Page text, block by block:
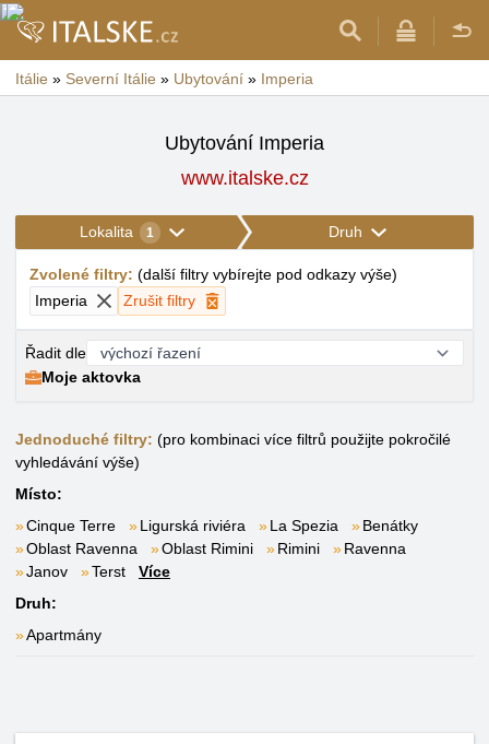
Itálie » Severní Itálie » Ubytování » Imperia
Ubytování Imperia
www.italske.cz
Lokalita 1 Druh
Zvolené filtry: (další filtry vybírejte pod odkazy výše)
Imperia
Zrušit filtry
Řadit dle
Moje aktovka
Jednoduché filtry: (pro kombinaci více filtrů použijte pokročilé
vyhledávání výše)
Místo:
Cinque Terre
Ligurská riviéra La Spezia
Benátky
Oblast Ravenna
Oblast Rimini Rimini
Ravenna
Janov
Terst
Více
Druh:
Apartmány